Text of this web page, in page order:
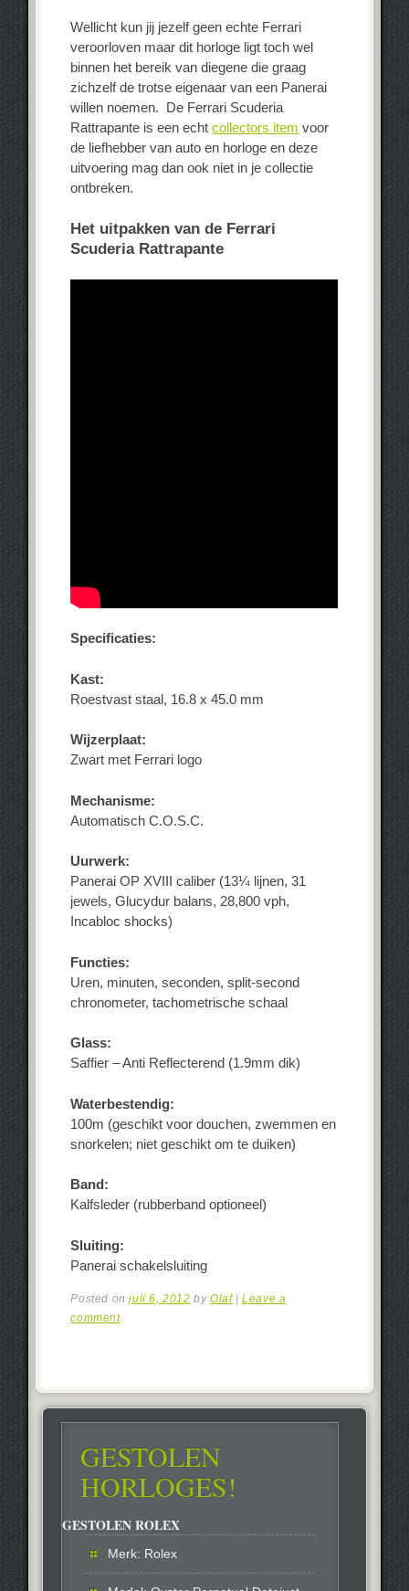
Wellicht kun jij jezelf geen echte Ferrari
veroorloven maar dit horloge ligt toch wel
binnen het bereik van diegene die graag
zichzelf de trotse eigenaar van een Panerai
willen noemen. De Ferrari Scuderia
Rattrapante is een echtcollectors item voor
de liefhebber van auto en horloge en deze
uitvoering mag dan ook niet in je collectie
ontbreken.
Het uitpakken van de Ferrari
Scuderia Rattrapante
Specificaties:
Kast:
Roestvast staal, 16.8 x 45.0 mm
Wijzerplaat:
Zwart met Ferrari logo
Mechanisme:
Automatisch C.O.S.C.
Uurwerk:
Panerai OP XVIII caliber (13¼ lijnen, 31
jewels, Glucydur balans, 28,800 vph,
Incabloc shocks)
Functies:
Uren, minuten, seconden, split-second
chronometer, tachometrische schaal
Glass:
Saffier – Anti Reflecterend (1.9mm dik)
Waterbestendig:
100m (geschikt voor douchen, zwemmen en
snorkelen; niet geschikt om te duiken)
Band:
Kalfsleder (rubberband optioneel)
Sluiting:
Panerai schakelsluiting
Posted onjuli 6, 2012 byOlaf |Leave a
comment
GESTOLEN
HORLOGES!
GESTOLEN ROLEX
Merk: Rolex